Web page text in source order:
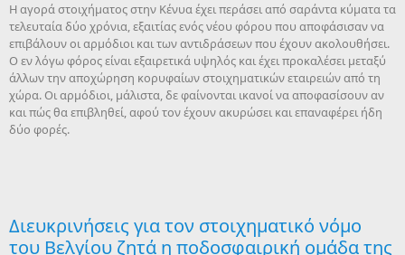
Η αγορά στοιχήματος στην Κένυα έχει περάσει από σαράντα κύματα τα
τελευταία δύο χρόνια, εξαιτίας ενός νέου φόρου που αποφάσισαν να
επιβάλουν οι αρμόδιοι και των αντιδράσεων που έχουν ακολουθήσει.
Ο εν λόγω φόρος είναι εξαιρετικά υψηλός και έχει προκαλέσει μεταξύ
άλλων την αποχώρηση κορυφαίων στοιχηματικών εταιρειών από τη
χώρα. Οι αρμόδιοι, μάλιστα, δε φαίνονται ικανοί να αποφασίσουν αν
και πώς θα επιβληθεί, αφού τον έχουν ακυρώσει και επαναφέρει ήδη
δύο φορές.
Διευκρινήσεις για τον στοιχηματικό νόμο
του Βελγίου ζητά η ποδοσφαιρική ομάδα της